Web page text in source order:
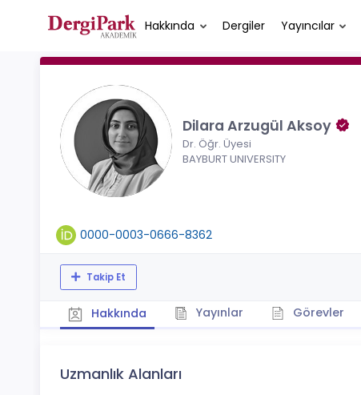
Hakkında Dergiler Yayıncılar
Dilara Arzugül Aksoy
Dr. Öğr. Üyesi
BAYBURT UNIVERSITY
0000-0003-0666-8362
Takip Et
Hakkında Yayınlar Görevler
Uzmanlık Alanları